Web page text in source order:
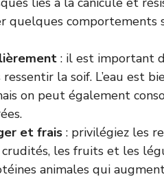
quelques comportements
: il est important
ressentir la soif. L’eau est
on peut également
et frais : privilégiez les
les fruits et les
animales qui